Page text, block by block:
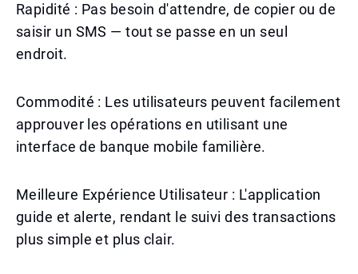
Rapidité : Pas besoin d'attendre, de copier ou de
saisir un SMS — tout se passe en un seul
endroit.
Commodité : Les utilisateurs peuvent facilement
approuver les opérations en utilisant une
interface de banque mobile familière.
Meilleure Expérience Utilisateur : L'application
guide et alerte, rendant le suivi des transactions
plus simple et plus clair.